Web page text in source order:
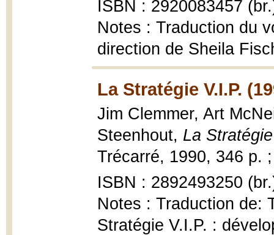
ISBN : 2920083457
Notes : Traduction du
direction de Sheila
La Stratégie V.I.P.
Jim Clemmer, Art
Steenhout, La
Trécarré, 1990, 346 p.
ISBN : 2892493250
Notes : Traduction de:
Stratégie V.I.P. :